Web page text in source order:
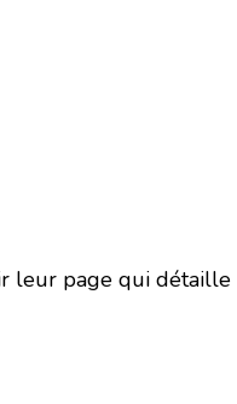
leur page qui détaille